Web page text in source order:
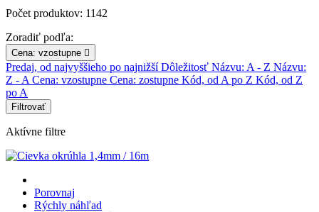
Počet produktov: 1142
Zoradiť podľa:
Cena: vzostupne 
Predaj, od najvyššieho po najnižšíDôležitosť Názvu: A - Z Názvu:
Z - A Cena: vzostupne Cena: zostupne Kód, od A po Z Kód, od Z
po A
Filtrovať
Aktívne filtre
Porovnaj
Rýchly náhľad